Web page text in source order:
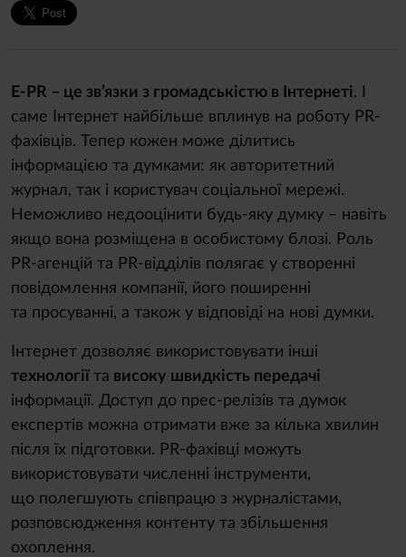
E-PR – це зв’язки з громадськістю в Інтернеті. І
саме Інтернет найбільше вплинув на роботу PR-
фахівців. Тепер кожен може ділитись
інформацією та думками: як авторитетний
журнал, так і користувач соціальної мережі.
Неможливо недооцінити будь-яку думку – навіть
якщо вона розміщена в особистому блозі. Роль
PR-агенцій та PR-відділів полягає у створенні
повідомлення компанії, його поширенні
та просуванні, а також у відповіді на нові думки.
Інтернет дозволяє використовувати інші
технології та високу швидкість передачі
інформації. Доступ до прес-релізів та думок
експертів можна отримати вже за кілька хвилин
після їх підготовки. PR-фахівці можуть
використовувати численні інструменти,
що полегшують співпрацю з журналістами,
розповсюдження контенту та збільшення
охоплення.